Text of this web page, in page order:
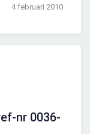
4 februari 2010
nr 0036-